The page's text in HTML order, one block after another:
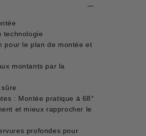
technologie
pour le plan de montée et
montants par la
: Montée pratique à 68°
et mieux rapprocher le
profondes pour